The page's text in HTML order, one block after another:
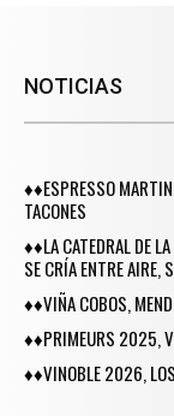
NOTICIAS
♦♦ESPRESSO
TACONES
♦♦LA CATEDRAL DE
SE CRÍA ENTRE AIRE,
♦♦VIÑA COBOS,
♦♦PRIMEURS 2025,
♦♦VINOBLE 2026, LOS